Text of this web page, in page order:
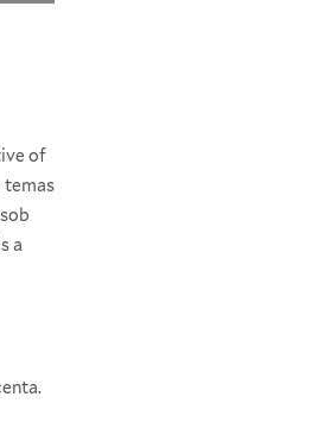
of
temas
a